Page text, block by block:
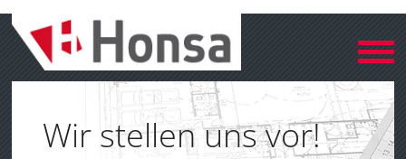
Wir stellen uns vor!